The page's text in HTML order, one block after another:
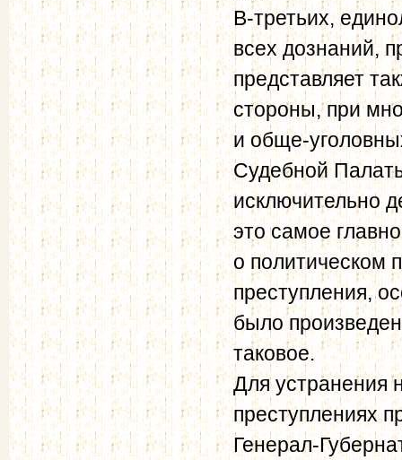
В-третьих,
всех дознаний,
представляет
стороны, при
и обще-
Судебной
исключительно
это самое
о политическом
преступления,
было
таковое.
Для устранения
преступлениях
Генерал-